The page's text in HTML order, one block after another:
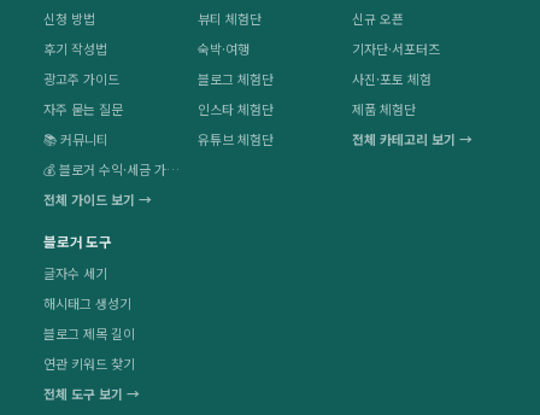
신청 방법
후기 작성법
광고주 가이드
자주 묻는 질문
📚 커뮤니티
💰 블로거 수익·세금 가이드
전체 가이드 보기 →
뷰티 체험단
숙박·여행
블로그 체험단
인스타 체험단
유튜브 체험단
신규 오픈
기자단·서포터즈
사진·포토 체험
제품 체험단
전체 카테고리 보기 →
블로거 도구
글자수 세기
해시태그 생성기
블로그 제목 길이
연관 키워드 찾기
전체 도구 보기 →